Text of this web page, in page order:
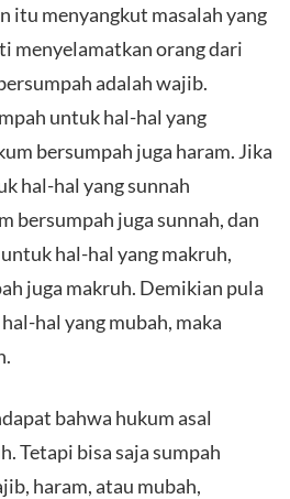
itu menyangkut masalah yang
menyelamatkan orang dari
adalah wajib.
untuk hal-hal yang
bersumpah juga haram. Jika
hal-hal yang sunnah
bersumpah juga sunnah, dan
hal-hal yang makruh,
juga makruh. Demikian pula
hal yang mubah, maka
bahwa hukum asal
Tetapi bisa saja sumpah
haram, atau mubah,